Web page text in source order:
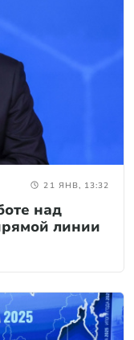
21 ЯНВ, 13:32
над
линии